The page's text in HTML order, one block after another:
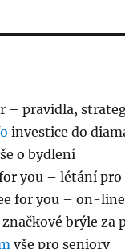
– pravidla,
investice do
o bydlení
you – létání pro
for you – on-
značkové brýle za
vše pro seniory